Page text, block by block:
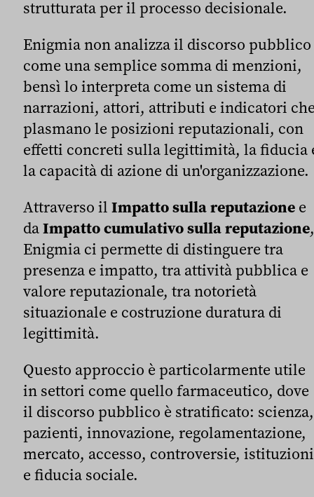
strutturata per il processo decisionale.
Enigmia non analizza il discorso pubblico
come una semplice somma di menzioni,
bensì lo interpreta come un sistema di
narrazioni, attori, attributi e indicatori
plasmano le posizioni reputazionali, con
effetti concreti sulla legittimità, la fiducia
la capacità di azione di un'organizzazione.
Attraverso il Impatto sulla reputazione e
daImpatto cumulativo sulla reputazione,
Enigmia ci permette di distinguere tra
presenza e impatto, tra attività pubblica e
valore reputazionale, tra notorietà
situazionale e costruzione duratura di
legittimità.
Questo approccio è particolarmente utile
in settori come quello farmaceutico, dove
il discorso pubblico è stratificato: scienza,
pazienti, innovazione, regolamentazione,
mercato, accesso, controversie, istituzioni
e fiducia sociale.